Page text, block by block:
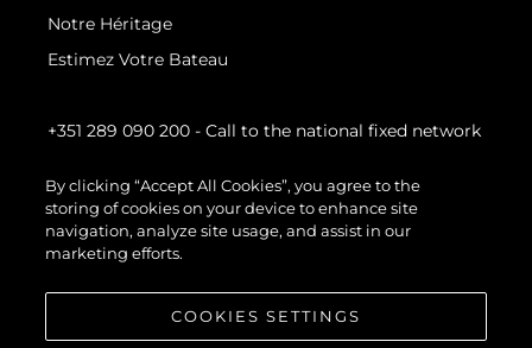
Notre Héritage
Estimez Votre Bateau
+351 289 090 200 - Call to the national fixed network
By clicking “Accept All Cookies”, you agree to the
storing of cookies on your device to enhance site
navigation, analyze site usage, and assist in our
marketing efforts.
COOKIES SETTINGS